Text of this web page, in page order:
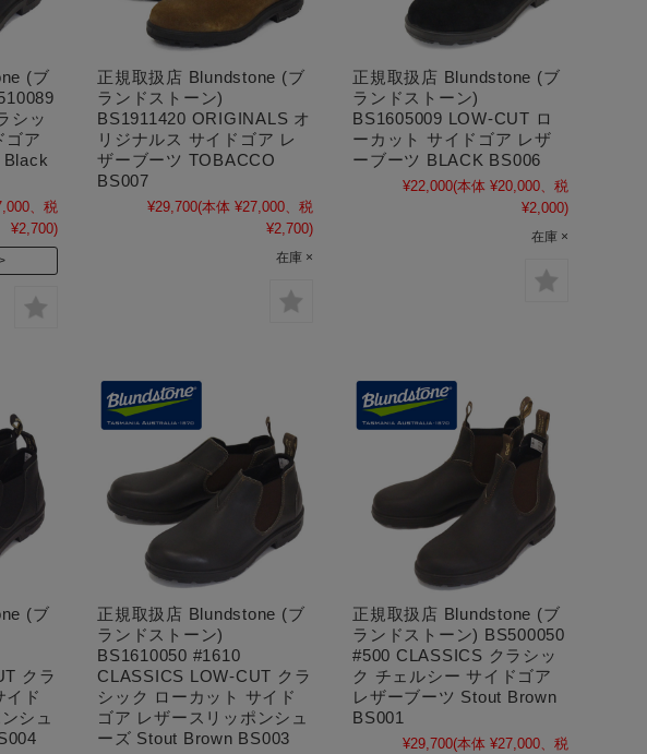
(ブ
シッ
ゴア
Black
、税
¥2,700)
正規取扱店 Blundstone (ブ
ランドストーン)
BS1911420 ORIGINALS オ
リジナルス サイドゴア レ
ザーブーツ TOBACCO
BS007
¥29,700(本体 ¥27,000、税
¥2,700)
在庫 ×
正規取扱店 Blundstone (ブ
ランドストーン)
BS1605009 LOW-CUT ロ
ーカット サイドゴア レザ
ーブーツ BLACK BS006
¥22,000(本体 ¥20,000、税
¥2,000)
在庫 ×
(ブ
クラ
イド
シュ
正規取扱店 Blundstone (ブ
ランドストーン)
BS1610050 #1610
CLASSICS LOW-CUT クラ
シック ローカット サイド
ゴア レザースリッポンシュ
ーズ Stout Brown BS003
正規取扱店 Blundstone (ブ
ランドストーン) BS500050
#500 CLASSICS クラシッ
ク チェルシー サイドゴア
レザーブーツ Stout Brown
BS001
¥29,700(本体 ¥27,000、税